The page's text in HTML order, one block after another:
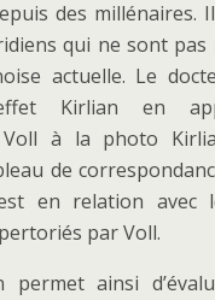
des millénaires.
qui ne sont pas
actuelle. Le
Kirlian en
Voll à la photo
de
en relation avec
par Voll.
permet ainsi